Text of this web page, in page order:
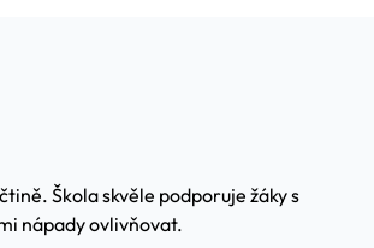
Škola skvěle podporuje žáky s
nápady ovlivňovat.